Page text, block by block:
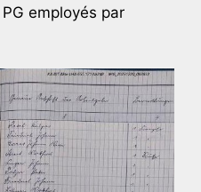
employés par